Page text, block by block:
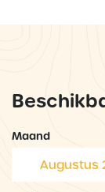
Maand
Augustus